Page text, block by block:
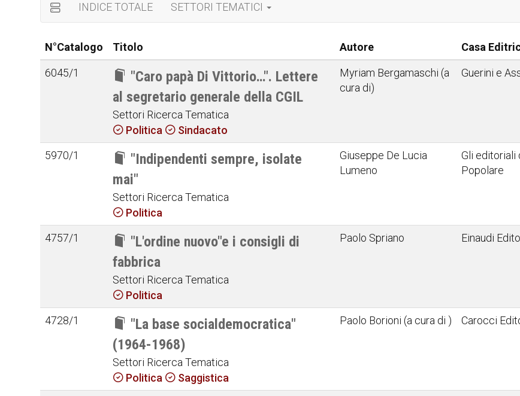
INDICE TOTALE SETTORI TEMATICI
N°Catalogo Titolo Autore Casa
6045/1
"Caro papà Di Vittorio…". Lettere
al segretario generale della CGIL
Settori Ricerca Tematica
Politica
Sindacato
Myriam Bergamaschi (a
cura di)
Guerini e
5970/1
"Indipendenti sempre, isolate
mai"
Settori Ricerca Tematica
Politica
Giuseppe De Lucia
Lumeno
Gli editoriali
Popolare
4757/1
"L'ordine nuovo"e i consigli di
fabbrica
Settori Ricerca Tematica
Politica
Paolo Spriano Einaudi
4728/1
"La base socialdemocratica"
(1964-1968)
Settori Ricerca Tematica
Politica
Saggistica
Paolo Borioni (a cura di ) Carocci